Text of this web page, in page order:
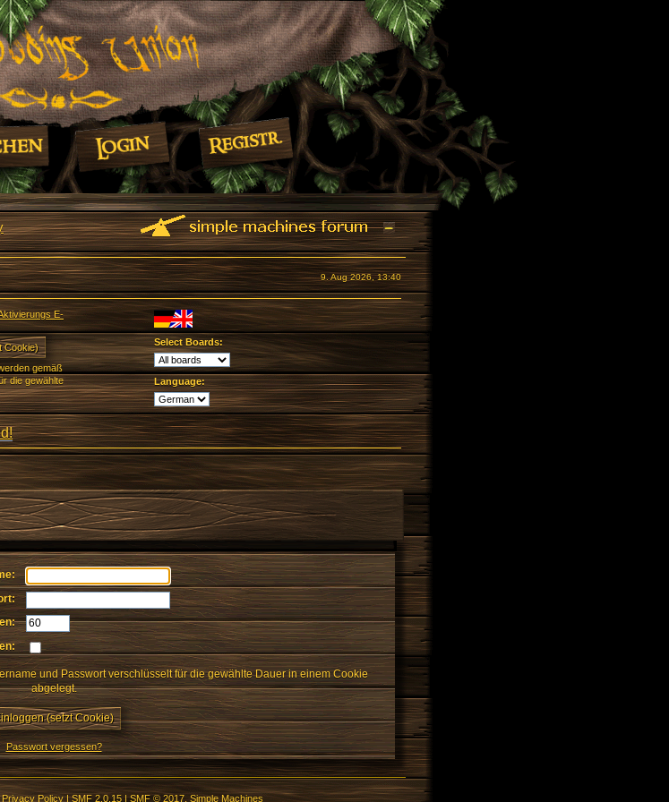
9. Aug 2026, 13:40
E-
gemäß
die gewählte
Select Boards:
Language:
und Passwort verschlüsselt für die gewählte Dauer in einem Cookie
abgelegt.
Passwort vergessen?
Policy|SMF 2.0.15 |SMF © 2017 Simple Machines